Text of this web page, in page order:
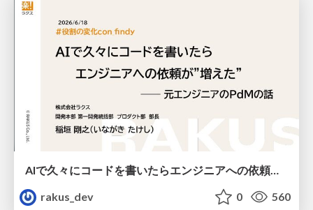
AIで久々にコードを書いたらエンジニアへの依頼が"増えた" ── 元エンジニアのPdMの話 / Using AI to Code Again After a Long Break Increased My Requests to Engineers: Insights from a Former Engineer PdM
rakus_dev
0 560